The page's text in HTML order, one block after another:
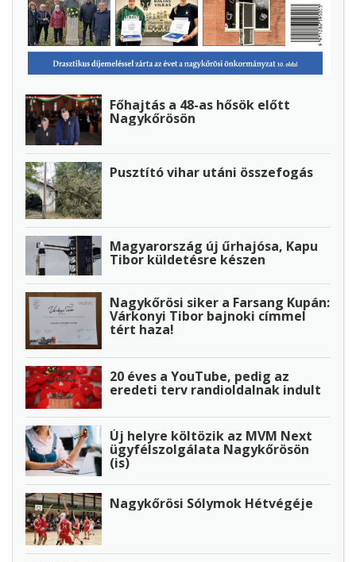
Főhajtás a 48-as hősök előtt
Nagykőrösön
Pusztító vihar utáni összefogás
Magyarország új űrhajósa, Kapu
Tibor küldetésre készen
Nagykőrösi siker a Farsang Kupán:
Várkonyi Tibor bajnoki címmel
tért haza!
20 éves a YouTube, pedig az
eredeti terv randioldalnak indult
Új helyre költözik az MVM Next
ügyfélszolgálata Nagykőrösön
(is)
Nagykőrösi Sólymok Hétvégéje